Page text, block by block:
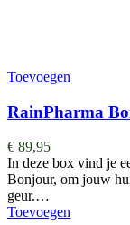
Toevoegen
RainPharma
€ 89,95
In deze box vind je
Bonjour, om jouw
geur.…
Toevoegen